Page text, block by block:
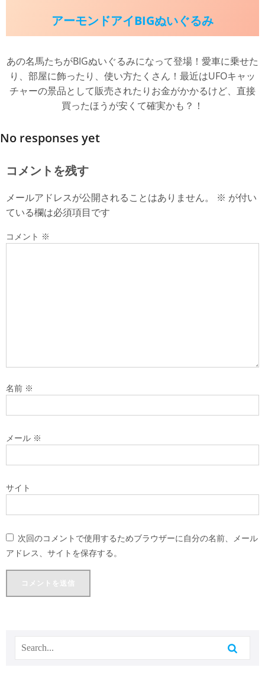
アーモンドアイBIGぬいぐるみ
あの名馬たちがBIGぬいぐるみになって登場！愛車に乗せた
り、部屋に飾ったり、使い方たくさん！最近はUFOキャッ
チャーの景品として販売されたりお金がかかるけど、直接
買ったほうが安くて確実かも？！
No responses yet
コメントを残す
メールアドレスが公開されることはありません。 ※ が付い
ている欄は必須項目です
コメント ※
名前 ※
メール ※
サイト
次回のコメントで使用するためブラウザーに自分の名前、メール
アドレス、サイトを保存する。